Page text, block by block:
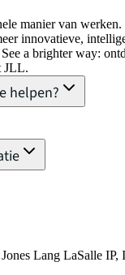
manier van werken.
innovatieve,
a brighter way:
JLL.
helpen?
Lang LaSalle IP,